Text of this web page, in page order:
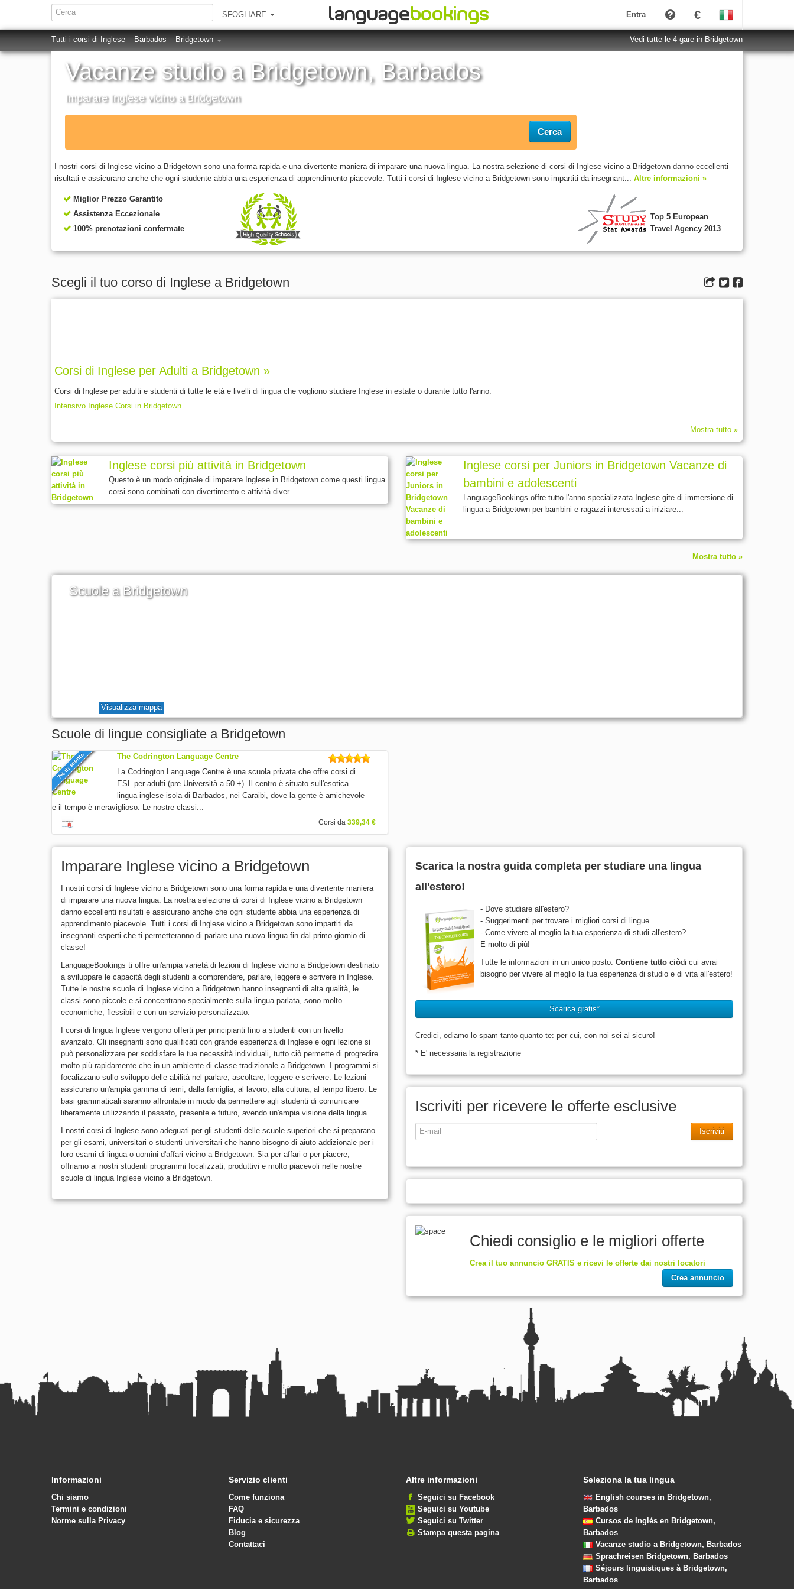
SFOGLIARE Entra €
Tutti i corsi di Inglese Barbados Bridgetown Vedi tutte le 4 gare in Bridgetown
Vacanze studio a Bridgetown, Barbados
Imparare Inglese vicino a Bridgetown
Cerca
I nostri corsi di Inglese vicino a Bridgetown sono una forma rapida e una divertente maniera di imparare una nuova lingua. La nostra selezione di corsi di Inglese vicino a Bridgetown danno eccellenti
risultati e assicurano anche che ogni studente abbia una esperienza di apprendimento piacevole. Tutti i corsi di Inglese vicino a Bridgetown sono impartiti da insegnant... Altre informazioni »
Miglior Prezzo Garantito
Assistenza Eccezionale
100% prenotazioni confermate
Top 5 European
Travel Agency 2013
Scegli il tuo corso di Inglese a Bridgetown
Corsi di Inglese per Adulti a Bridgetown »
Corsi di Inglese per adulti e studenti di tutte le età e livelli di lingua che vogliono studiare Inglese in estate o durante tutto l'anno.
Intensivo Inglese Corsi in Bridgetown
Mostra tutto »
Inglese corsi più attività in Bridgetown
Questo è un modo originale di imparare Inglese in Bridgetown come questi lingua
corsi sono combinati con divertimento e attività diver...
Inglese corsi per Juniors in Bridgetown Vacanze di
bambini e adolescenti
LanguageBookings offre tutto l'anno specializzata Inglese gite di immersione di
lingua a Bridgetown per bambini e ragazzi interessati a iniziare...
Mostra tutto »
Scuole a Bridgetown
Visualizza mappa
Scuole di lingue consigliate a Bridgetown
7% di sconto
The Codrington Language Centre
La Codrington Language Centre è una scuola privata che offre corsi di
ESL per adulti (pre Università a 50 +). Il centro è situato sull'esotica
lingua inglese isola di Barbados, nei Caraibi, dove la gente è amichevole
e il tempo è meraviglioso. Le nostre classi...
Corsi da 339,34 €
Imparare Inglese vicino a Bridgetown
I nostri corsi di Inglese vicino a Bridgetown sono una forma rapida e una divertente maniera
di imparare una nuova lingua. La nostra selezione di corsi di Inglese vicino a Bridgetown
danno eccellenti risultati e assicurano anche che ogni studente abbia una esperienza di
apprendimento piacevole. Tutti i corsi di Inglese vicino a Bridgetown sono impartiti da
insegnanti esperti che ti permetteranno di parlare una nuova lingua fin dal primo giornio di
classe!
LanguageBookings ti offre un'ampia varietà di lezioni di Inglese vicino a Bridgetown destinato
a sviluppare le capacità degli studenti a comprendere, parlare, leggere e scrivere in Inglese.
Tutte le nostre scuole di Inglese vicino a Bridgetown hanno insegnanti di alta qualità, le
classi sono piccole e si concentrano specialmente sulla lingua parlata, sono molto
economiche, flessibili e con un servizio personalizzato.
I corsi di lingua Inglese vengono offerti per principianti fino a studenti con un livello
avanzato. Gli insegnanti sono qualificati con grande esperienza di Inglese e ogni lezione si
può personalizzare per soddisfare le tue necessità individuali, tutto ciò permette di progredire
molto più rapidamente che in un ambiente di classe tradizionale a Bridgetown. I programmi si
focalizzano sullo sviluppo delle abilità nel parlare, ascoltare, leggere e scrivere. Le lezioni
assicurano un'ampia gamma di temi, dalla famiglia, al lavoro, alla cultura, al tempo libero. Le
basi grammaticali saranno affrontate in modo da permettere agli studenti di comunicare
liberamente utilizzando il passato, presente e futuro, avendo un'ampia visione della lingua.
I nostri corsi di Inglese sono adeguati per gli studenti delle scuole superiori che si preparano
per gli esami, universitari o studenti universitari che hanno bisogno di aiuto addizionale per i
loro esami di lingua o uomini d'affari vicino a Bridgetown. Sia per affari o per piacere,
offriamo ai nostri studenti programmi focalizzati, produttivi e molto piacevoli nelle nostre
scuole di lingua Inglese vicino a Bridgetown.
Scarica la nostra guida completa per studiare una lingua
all'estero!
- Dove studiare all'estero?
- Suggerimenti per trovare i migliori corsi di lingue
- Come vivere al meglio la tua esperienza di studi all'estero?
E molto di più!
Tutte le informazioni in un unico posto. Contiene tutto ciòdi cui avrai
bisogno per vivere al meglio la tua esperienza di studio e di vita all'estero!
Scarica gratis*
Credici, odiamo lo spam tanto quanto te: per cui, con noi sei al sicuro!
* E' necessaria la registrazione
Iscriviti per ricevere le offerte esclusive
Iscriviti
Chiedi consiglio e le migliori offerte
Crea il tuo annuncio GRATIS e ricevi le offerte dai nostri locatori
Crea annuncio
Informazioni
Chi siamo
Termini e condizioni
Norme sulla Privacy
Servizio clienti
Come funziona
FAQ
Fiducia e sicurezza
Blog
Contattaci
Altre informazioni
Seguici su Facebook
Seguici su Youtube
Seguici su Twitter
Stampa questa pagina
Seleziona la tua lingua
English courses in Bridgetown,
Barbados
Cursos de Inglés en Bridgetown,
Barbados
Vacanze studio a Bridgetown, Barbados
Sprachreisen Bridgetown, Barbados
Séjours linguistiques à Bridgetown,
Barbados